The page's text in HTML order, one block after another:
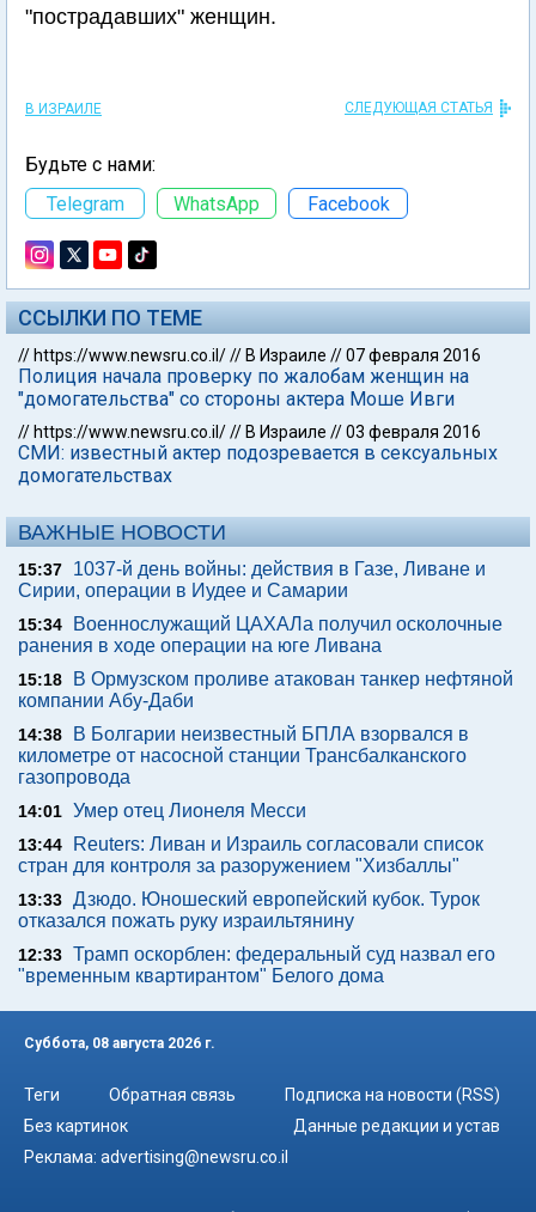
"пострадавших" женщин.
В ИЗРАИЛЕ СЛЕДУЮЩАЯ СТАТЬЯ
Будьте с нами:
Telegram
WhatsApp Facebook
ССЫЛКИ ПО ТЕМЕ
// https://www.newsru.co.il/// В Израиле //07 февраля 2016
Полиция начала проверку по жалобам женщин на
"домогательства" со стороны актера Моше Ивги
// https://www.newsru.co.il/// В Израиле //03 февраля 2016
СМИ: известный актер подозревается в сексуальных
домогательствах
ВАЖНЫЕ НОВОСТИ
15:37
1037-й день войны: действия в Газе, Ливане и
Сирии, операции в Иудее и Самарии
15:34
Военнослужащий ЦАХАЛа получил осколочные
ранения в ходе операции на юге Ливана
15:18
В Ормузском проливе атакован танкер нефтяной
компании Абу-Даби
14:38
В Болгарии неизвестный БПЛА взорвался в
километре от насосной станции Трансбалканского
газопровода
14:01 Умер отец Лионеля Месси
13:44
Reuters: Ливан и Израиль согласовали список
стран для контроля за разоружением "Хизбаллы"
13:33 Дзюдо. Юношеский европейский кубок. Турок
отказался пожать руку израильтянину
12:33 Трамп оскорблен: федеральный суд назвал его
"временным квартирантом" Белого дома
Суббота, 08 августа 2026 г.
Теги Обратная связь
Подписка на новости (RSS)
Без картинок
Данные редакции и устав
Реклама: advertising@newsru.co.il